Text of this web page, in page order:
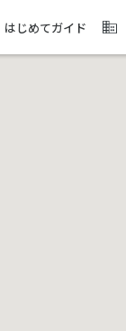
はじめてガイド